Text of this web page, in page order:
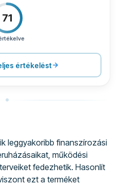
71
80
értékelést
leggyakoribb finanszírozási
működési
fedezhetik. Hasonlít
ezt a terméket